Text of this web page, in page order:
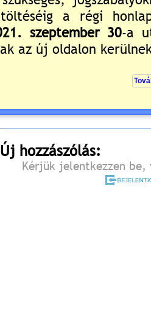
Még nincsenek hozzászólások
Új hozzászólás:
Kérjük jelentkezzen be,